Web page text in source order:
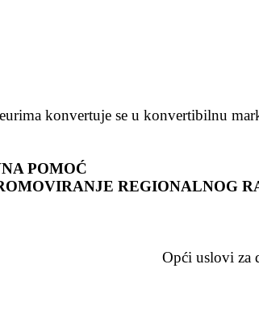
konvertuje se u konvertibilnu
POMOĆ
REGIONALNOG
Opći uslovi za